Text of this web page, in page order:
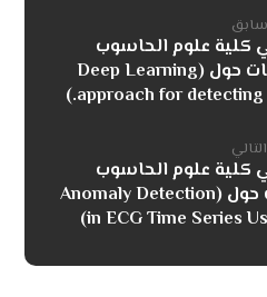
سابق
كلية علوم الحاسوب
وتكنولوجيا المعلومات حول (Deep Learning
approach for detecting
التالي
كلية علوم الحاسوب
وتكنولوجيا المعلومات حول (Anomaly Detection
in ECG Time Series